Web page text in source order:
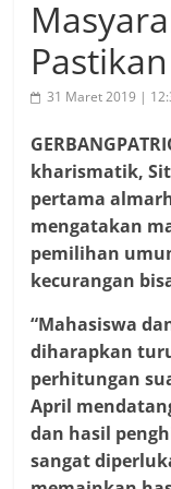
31 Maret 2019 |
kharismatik,
pertama
mengatakan
pemilihan
kecurangan
“Mahasiswa
diharapkan
perhitungan
April
dan hasil
sangat